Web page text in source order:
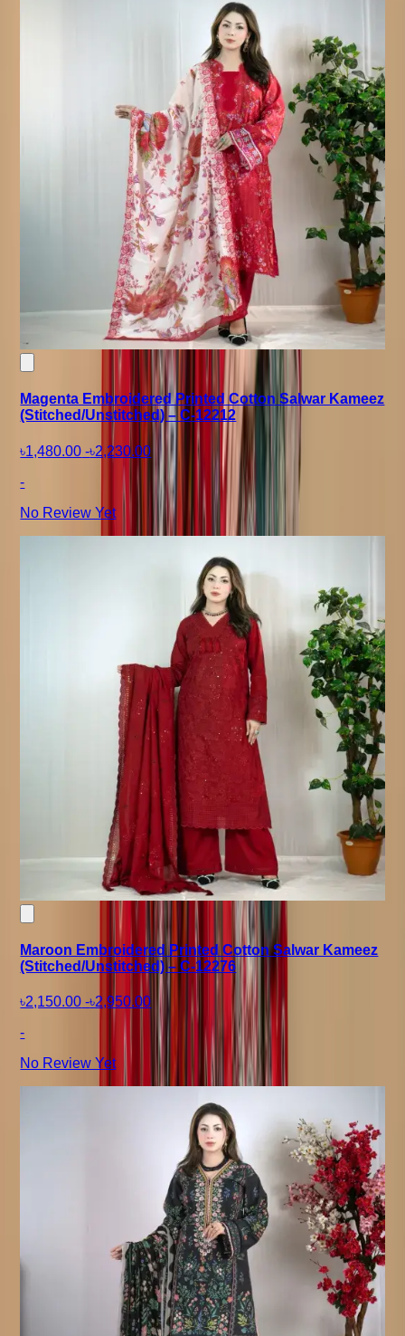
Magenta Embroidered Printed Cotton Salwar Kameez
(Stitched/Unstitched) – C-12212
৳1,480.00 -৳2,230.00
-
No Review Yet
Maroon Embroidered Printed Cotton Salwar Kameez
(Stitched/Unstitched) – C-12276
৳2,150.00 -৳2,950.00
-
No Review Yet